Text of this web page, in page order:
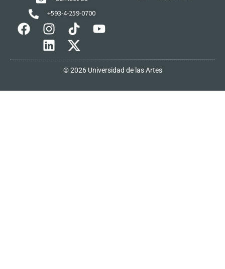
+593-4-259-0700
© 2026 Universidad de las Artes